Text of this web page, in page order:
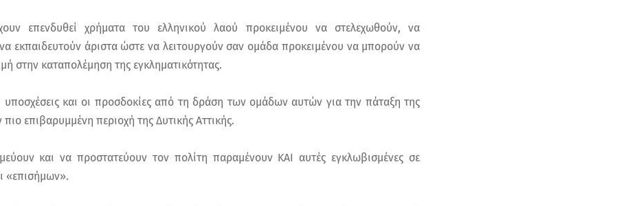
επενδυθεί χρήματα του ελληνικού λαού προκειμένου να στελεχωθούν, να
εκπαιδευτούν άριστα ώστε να λειτουργούν σαν ομάδα προκειμένου να μπορούν να
στην καταπολέμηση της εγκληματικότητας.
υποσχέσεις και οι προσδοκίες από τη δράση των ομάδων αυτών για την πάταξη της
πιο επιβαρυμμένη περιοχή της Δυτικής Αττικής.
και να προστατεύουν τον πολίτη παραμένουν ΚΑΙ αυτές εγκλωβισμένες σε
«επισήμων».